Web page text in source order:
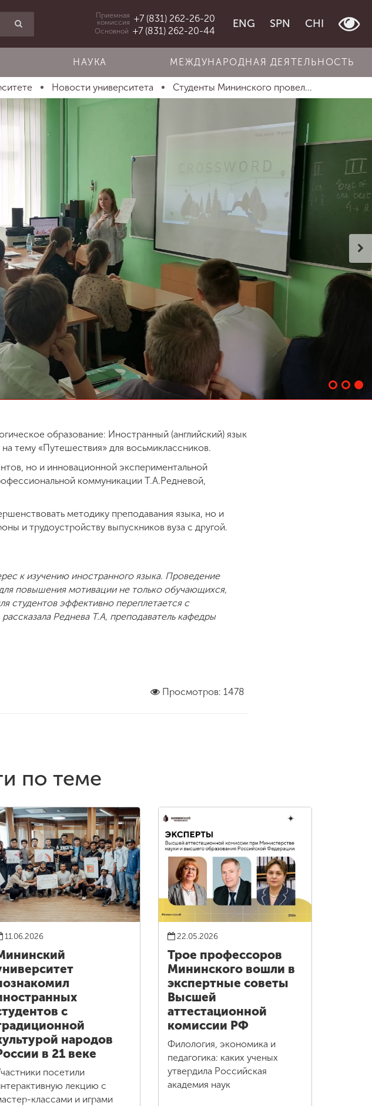
Приемная
комиссия +7 (831) 262-26-20
Основной +7 (831) 262-20-44
ENG SPN CHI
НАУКА МЕЖДУНАРОДНАЯ ДЕЯТЕЛЬНОСТЬ
Новости университета Студенты Мининского провел...
образование: Иностранный (английский) язык
тему «Путешествия» для восьмиклассников.
но и инновационной экспериментальной
коммуникации Т.А.Редневой,
методику преподавания языка, но и
и трудоустройству выпускников вуза с другой.
к изучению иностранного языка. Проведение
повышения мотивации не только обучающихся,
студентов эффективно переплетается с
Реднева Т.А, преподаватель кафедры
Просмотров: 1478
по теме
11.06.2026
с
народов
в 21 веке
посетили
лекцию с
классами и играми
22.05.2026
Трое профессоров
Мининского вошли в
экспертные советы
Высшей
аттестационной
комиссии РФ
Филология, экономика и
педагогика: каких ученых
утвердила Российская
академия наук